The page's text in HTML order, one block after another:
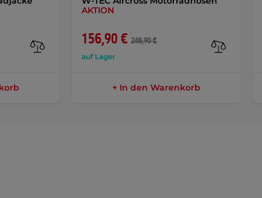
AKTION
156,90 € 246,90 €
auf Lager
+ In den Warenkorb